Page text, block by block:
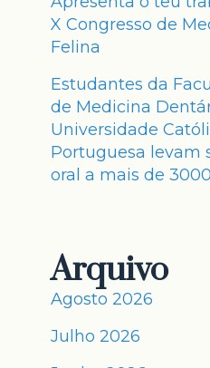
X Congresso de
Felina
Estudantes da
de Medicina
Universidade
Portuguesa levam
oral a mais de
Arquivo
Agosto 2026
Julho 2026